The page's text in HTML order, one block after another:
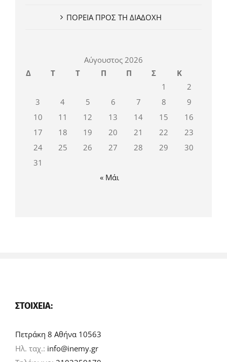
ΠΟΡΕΙΑ ΠΡΟΣ ΤΗ ΔΙΑΔΟΧΗ
Αύγουστος 2026
Δ
Τ Τ Π Π Σ
Κ
1
2
3
4 5 6 7 8
9
10
11 12 13 14 15
16
17
18 19 20 21 22
23
24
25 26 27 28 29
30
31
« Μάι
ΣΤΟΙΧΕΊΑ:
Πετράκη 8 Αθήνα 10563
Ηλ. ταχ.: info@inemy.gr